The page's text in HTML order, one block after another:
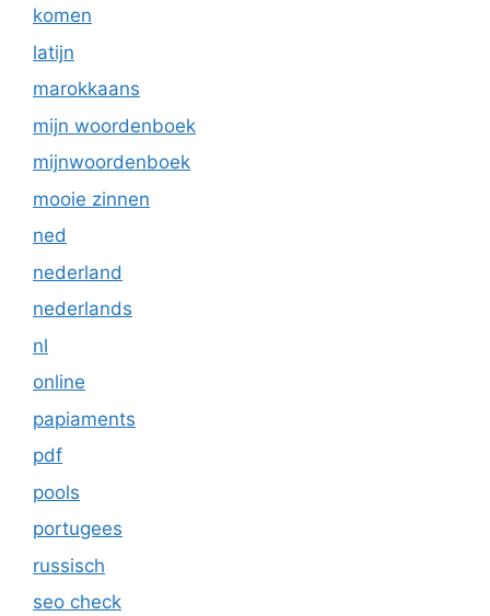
komen
latijn
marokkaans
mijn woordenboek
mijnwoordenboek
mooie zinnen
ned
nederland
nederlands
nl
online
papiaments
pdf
pools
portugees
russisch
seo check